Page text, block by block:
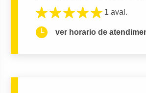
1 aval.
ver horario de